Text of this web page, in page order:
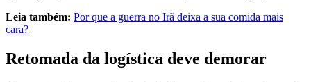
Leia também: Por que a guerra no Irã deixa a sua comida mais
cara?
Retomada da logística deve demorar